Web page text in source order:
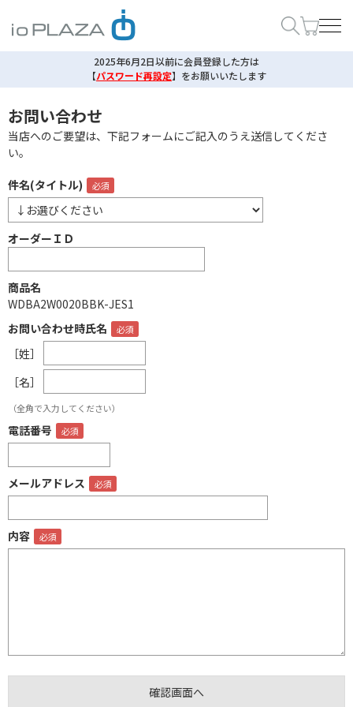
2025年6月2日以前に会員登録した方は
【パスワード再設定】 をお願いいたします
お問い合わせ
当店へのご要望は、下記フォームにご記入のうえ送信してくださ
い。
件名(タイトル)
オーダーＩＤ
商品名
WDBA2W0020BBK-JES1
お問い合わせ時氏名
［姓］
［名］
（全角で入力してください）
電話番号
メールアドレス
内容